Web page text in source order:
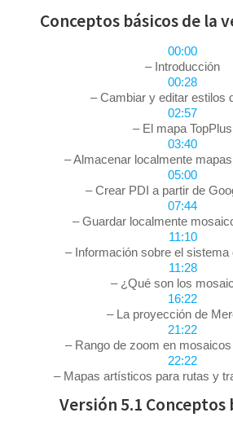
Conceptos básicos de la
00:00
– Introducción
00:28
– Cambiar y editar estilos
02:57
– El mapa TopPlus
03:40
– Almacenar localmente
05:00
– Crear PDI a partir de
07:44
– Guardar localmente
11:10
– Información sobre el sistema
11:28
– ¿Qué son los
16:22
– La proyección de
21:22
– Rango de zoom en
22:22
– Mapas artísticos para rutas y
Versión 5.1 Conceptos